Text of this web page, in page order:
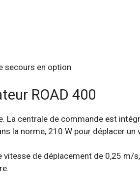
secours en option
ROAD 400
La centrale de commande est
la norme, 210 W pour déplacer
de déplacement de 0,25